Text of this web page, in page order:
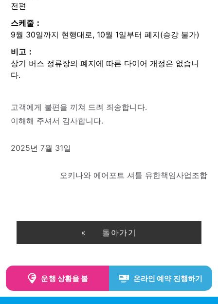
전편
스케줄：
9월 30일까지 현행대로, 10월 1일부터 폐지(승강 불가)
비고：
상기 버스 정류장의 폐지에 따른 다이어 개정은 없습니
다.
고객에게 불편을 끼쳐 드려 죄송합니다.
이해해 주셔서 감사합니다.
2025년 7월 31일
오키나와 에어포트 셔틀 유한책임사업조합
돌아가기
운행 상황을 볼 온라인 예약 진행하기